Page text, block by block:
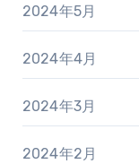
2024年5月
2024年4月
2024年3月
2024年2月